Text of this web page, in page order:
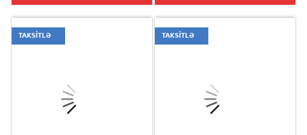
TAKSİTLƏ TAKSİTLƏ